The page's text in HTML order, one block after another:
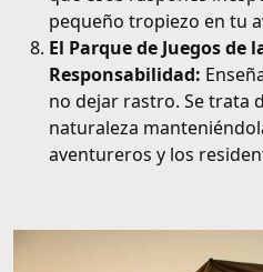
pequeño tropiezo en tu
El Parque de Juegos
Responsabilidad:
no dejar rastro. Se trata
naturaleza
aventureros y los